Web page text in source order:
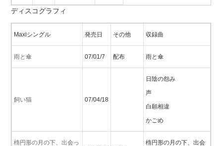
ディスコグラフィ
Maxiシングル 発売日 その他 収録曲
雨と傘 07/01/7 配布 雨と傘
飼い猫 07/04/18
日陰の怨み
声
白願相違
かごめ
楕円形の月の下、出会っ 楕円形の月の下、出会